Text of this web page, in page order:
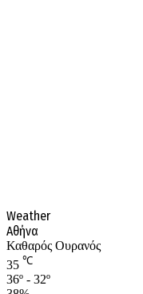
Weather
Αθήνα
Καθαρός Ουρανός
35 ℃
36º - 32º